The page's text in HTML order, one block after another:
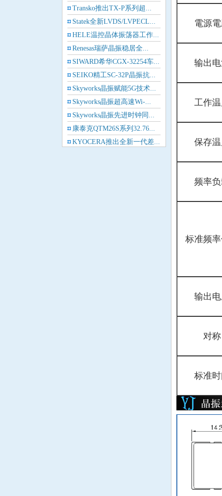
拉隆晶振
格林雷晶振
Pletronics晶振
AEK晶振
AEL晶振
Cardinal晶振
Crystek晶振
Transko推出TX-P系列超...
Statek全新LVDS/LVPECL...
HELE温控晶体振荡器工作...
Renesas瑞萨晶振稳居全...
SIWARD希华CGX-32254车...
SEIKO精工SC-32P晶振抗...
Skyworks晶振赋能5G技术...
Skyworks晶振超高速Wi-...
Skyworks晶振先进时钟同...
康泰克QTM26S系列32.76...
KYOCERA推出全新一代差...
電源
输出
工作
保存
频率
标准频
输出
对称
标准